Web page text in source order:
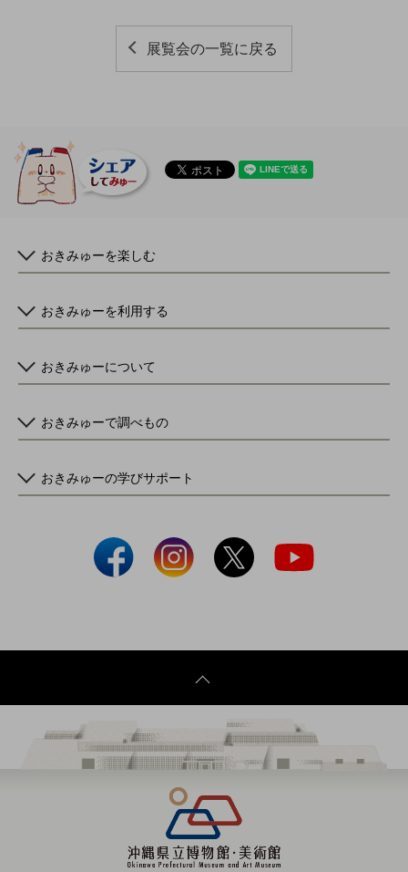
展覧会の一覧に戻る
おきみゅーを楽しむ
おきみゅーを利用する
おきみゅーについて
おきみゅーで調べもの
おきみゅーの学びサポート